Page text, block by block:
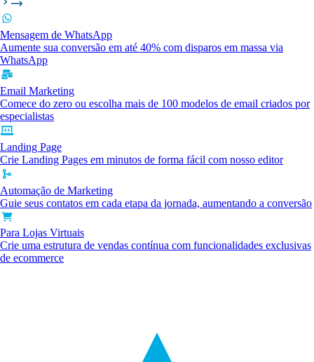
Mensagem de WhatsApp
Aumente sua conversão em até 40% com disparos em massa via
WhatsApp
Email Marketing
Comece do zero ou escolha mais de 100 modelos de email criados por
especialistas
Landing Page
Crie Landing Pages em minutos de forma fácil com nosso editor
Automação de Marketing
Guie seus contatos em cada etapa da jornada, aumentando a conversão
Para Lojas Virtuais
Crie uma estrutura de vendas contínua com funcionalidades exclusivas
de ecommerce